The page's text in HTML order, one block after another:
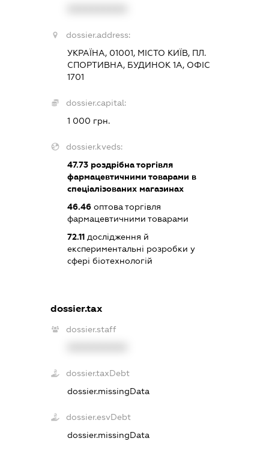
dossier.address:
УКРАЇНА, 01001, МІСТО КИЇВ, ПЛ.
СПОРТИВНА, БУДИНОК 1А, ОФІС
1701
dossier.capital:
1 000 грн.
dossier.kveds:
47.73 роздрібна торгівля
фармацевтичними товарами в
спеціалізованих магазинах
46.46 оптова торгівля
фармацевтичними товарами
72.11 дослідження й
експериментальні розробки у
сфері біотехнологій
dossier.tax
dossier.staff
dossier.taxDebt
dossier.missingData
dossier.esvDebt
dossier.missingData